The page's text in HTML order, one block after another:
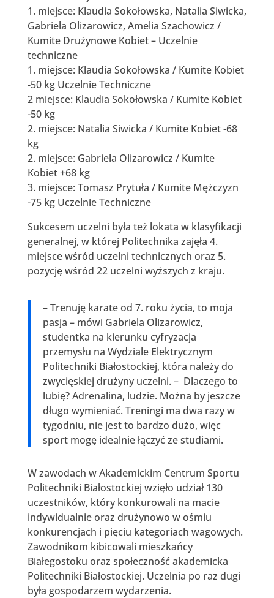
1. miejsce: Klaudia Sokołowska, Natalia Siwicka,
Gabriela Olizarowicz, Amelia Szachowicz /
Kumite Drużynowe Kobiet – Uczelnie
techniczne
1. miejsce: Klaudia Sokołowska / Kumite Kobiet
-50 kg Uczelnie Techniczne
2 miejsce: Klaudia Sokołowska / Kumite Kobiet
-50 kg
2. miejsce: Natalia Siwicka / Kumite Kobiet -68
kg
2. miejsce: Gabriela Olizarowicz / Kumite
Kobiet +68 kg
3. miejsce: Tomasz Prytuła / Kumite Mężczyzn
-75 kg Uczelnie Techniczne
Sukcesem uczelni była też lokata w klasyfikacji
generalnej, w której Politechnika zajęła 4.
miejsce wśród uczelni technicznych oraz 5.
pozycję wśród 22 uczelni wyższych z kraju.
– Trenuję karate od 7. roku życia, to moja
pasja – mówi Gabriela Olizarowicz,
studentka na kierunku cyfryzacja
przemysłu na Wydziale Elektrycznym
Politechniki Białostockiej, która należy do
zwycięskiej drużyny uczelni. – Dlaczego to
lubię? Adrenalina, ludzie. Można by jeszcze
długo wymieniać. Treningi ma dwa razy w
tygodniu, nie jest to bardzo dużo, więc
sport mogę idealnie łączyć ze studiami.
W zawodach w Akademickim Centrum Sportu
Politechniki Białostockiej wzięło udział 130
uczestników, który konkurowali na macie
indywidualnie oraz drużynowo w ośmiu
konkurencjach i pięciu kategoriach wagowych.
Zawodnikom kibicowali mieszkańcy
Białegostoku oraz społeczność akademicka
Politechniki Białostockiej. Uczelnia po raz dugi
była gospodarzem wydarzenia.